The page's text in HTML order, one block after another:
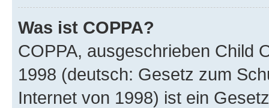
Was ist COPPA?
COPPA, ausgeschrieben Child
1998 (deutsch: Gesetz zum
Internet von 1998) ist ein